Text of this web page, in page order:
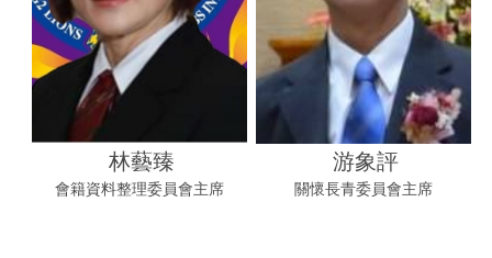
林藝臻
會籍資料整理委員會主席
游象評
關懷長青委員會主席